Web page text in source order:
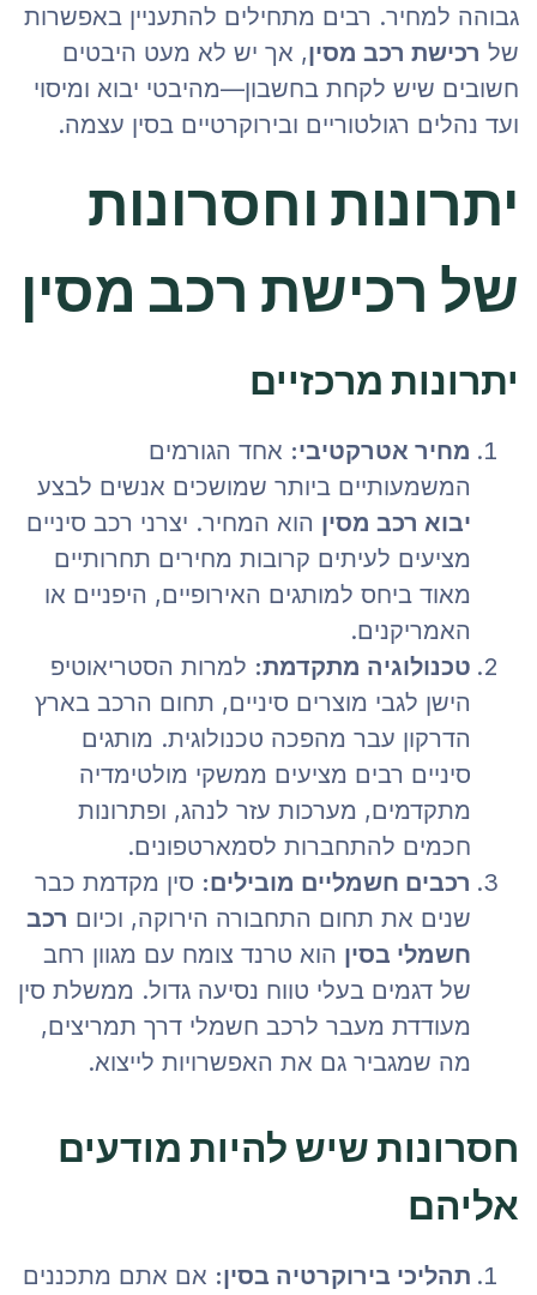
גבוהה למחיר. רבים מתחילים להתעניין באפשרות
שלרכישת רכב מסין, אך יש לא מעט היבטים
חשובים שיש לקחת בחשבון—מהיבטי יבוא ומיסוי
ועד נהלים רגולטוריים ובירוקרטיים בסין עצמה.
יתרונות וחסרונות
של רכישת רכב מסין
יתרונות מרכזיים
מחיר אטרקטיבי:אחד הגורמים
המשמעותיים ביותר שמושכים אנשים לבצע
יבוא רכב מסיןהוא המחיר. יצרני רכב סיניים
מציעים לעיתים קרובות מחירים תחרותיים
מאוד ביחס למותגים האירופיים, היפניים או
האמריקנים.
טכנולוגיה מתקדמת:למרות הסטריאוטיפ
הישן לגבי מוצרים סיניים, תחום הרכב בארץ
הדרקון עבר מהפכה טכנולוגית. מותגים
סיניים רבים מציעים ממשקי מולטימדיה
מתקדמים, מערכות עזר לנהג, ופתרונות
חכמים להתחברות לסמארטפונים.
רכבים חשמליים מובילים:סין מקדמת כבר
שנים את תחום התחבורה הירוקה, וכיוםרכב
חשמלי בסיןהוא טרנד צומח עם מגוון רחב
של דגמים בעלי טווח נסיעה גדול. ממשלת סין
מעודדת מעבר לרכב חשמלי דרך תמריצים,
מה שמגביר גם את האפשרויות לייצוא.
חסרונות שיש להיות מודעים
אליהם
תהליכי בירוקרטיה בסין:אם אתם מתכננים